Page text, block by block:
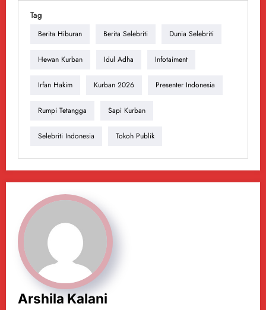
Tag
Berita Hiburan Berita Selebriti Dunia Selebriti
Hewan Kurban Idul Adha Infotaiment
Irfan Hakim Kurban 2026 Presenter Indonesia
Rumpi Tetangga Sapi Kurban
Selebriti Indonesia Tokoh Publik
Arshila Kalani